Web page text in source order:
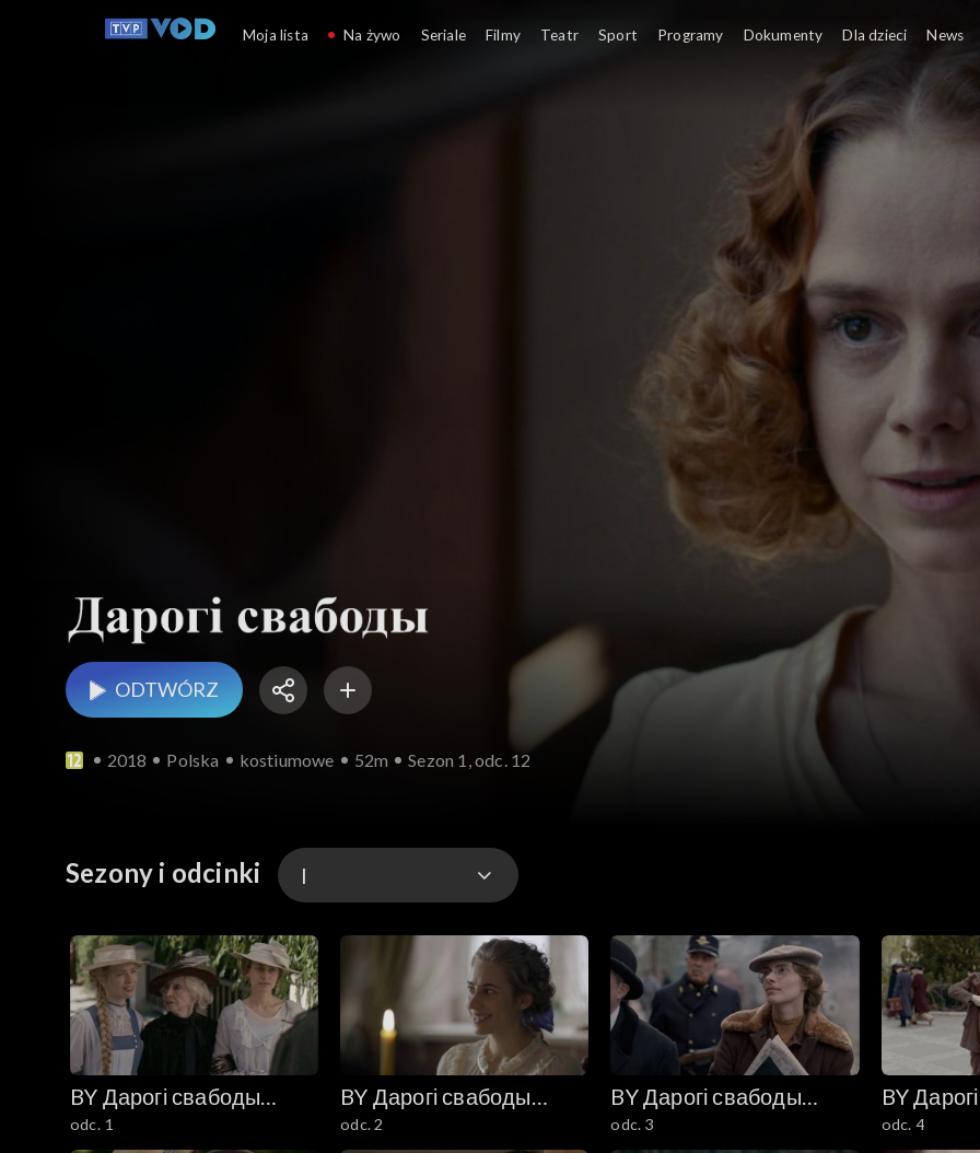
ODTWÓRZ
2018 Polska kostiumowe 52m Sezon 1, odc. 12
Sezony i odcinki I
I
BY Дарогі свабоды
(Drogi wolności)
odc. 1
BY Дарогі свабоды
(Drogi wolności)
odc. 2
BY Дарогі свабоды
(Drogi wolności)
odc. 3
BY
(Drogi
odc. 4
Moja lista Na żywo Seriale Filmy Teatr Sport Programy Dokumenty Dla dzieci News